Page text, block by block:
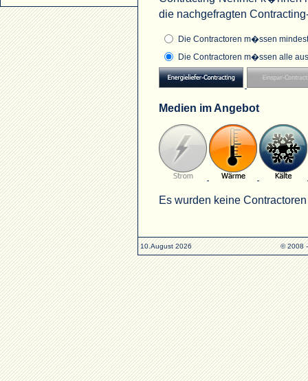
die nachgefragten
Die Contractoren m�ssen
Die Contractoren m�ssen alle
Medien im Angebot
Es wurden keine
10.August 2026 © 2008